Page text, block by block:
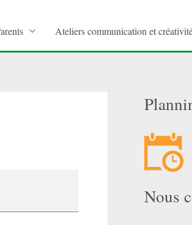
Ateliers communication et
Nous